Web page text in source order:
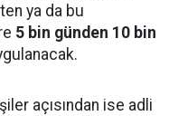
ya da bu
5 bin günden 10 bin
açısından ise adli